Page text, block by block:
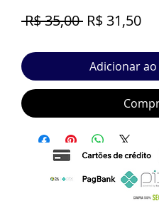
R$ 35,00 Preço
R$ 31,50
Adicionar